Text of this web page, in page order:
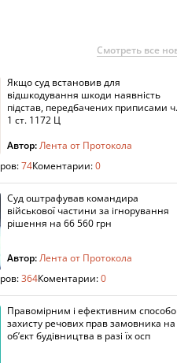
Смотреть все
Якщо суд встановив для
відшкодування шкоди наявність
підстав, передбачених приписами ч.
1 ст. 1172 Ц
Автор:Лента от Протокола
74Коментарии:0
Суд оштрафував командира
військової частини за ігнорування
рішення на 66 560 грн
Автор:Лента от Протокола
364Коментарии:0
Правомірним і ефективним
захисту речових прав замовника на
об’єкт будівництва в разі їх осп